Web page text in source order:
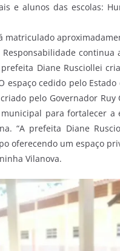
e alunos das escolas:
matriculado
Diane Rusciollei
espaço cedido pelo
pelo Governador
para fortalecer
“A prefeita Diane
oferecendo um espaço
Vilanova.